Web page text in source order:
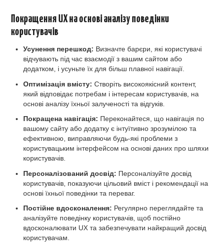
Покращення UX на основі аналізу поведінки
користувачів
Усунення перешкод: Визначте барєри, які користувачі
відчувають під час взаємодії з вашим сайтом або
додатком, і усуньте їх для більш плавної навігації.
Оптимізація вмісту: Створіть високоякісний контент,
який відповідає потребам і інтересам користувачів, на
основі аналізу їхньої залученості та відгуків.
Покращена навігація: Переконайтеся, що навігація по
вашому сайту або додатку є інтуїтивно зрозумілою та
ефективною, виправляючи будь-які проблеми з
користувацьким інтерфейсом на основі даних про шляхи
користувачів.
Персоналізований досвід: Персоналізуйте досвід
користувачів, показуючи цільовий вміст і рекомендації на
основі їхньої поведінки та переваг.
Постійне вдосконалення: Регулярно переглядайте та
аналізуйте поведінку користувачів, щоб постійно
вдосконалювати UX та забезпечувати найкращий досвід
користувачам.